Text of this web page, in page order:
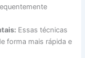
Essas técnicas
forma mais rápida e